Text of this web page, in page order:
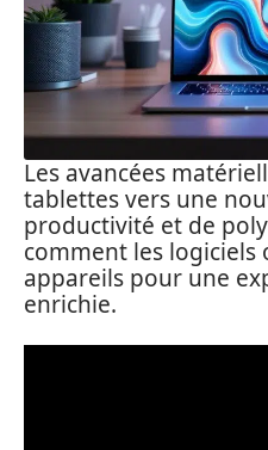
Les avancées
tablettes vers une
productivité et de
comment les logiciels
appareils pour une
enrichie.